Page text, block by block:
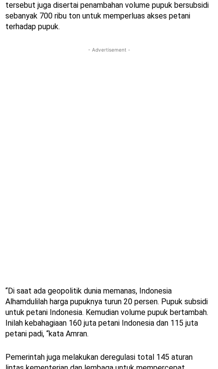
tersebut juga disertai penambahan volume pupuk bersubsidi
sebanyak 700 ribu ton untuk memperluas akses petani
terhadap pupuk.
- Advertisement -
“Di saat ada geopolitik dunia memanas, Indonesia
Alhamdulilah harga pupuknya turun 20 persen. Pupuk subsidi
untuk petani Indonesia. Kemudian volume pupuk bertambah.
Inilah kebahagiaan 160 juta petani Indonesia dan 115 juta
petani padi, “kata Amran.
Pemerintah juga melakukan deregulasi total 145 aturan